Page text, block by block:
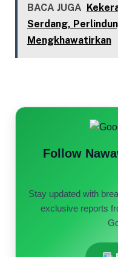
BACA JUGA
Serdang,
Mengkhawatirkan
Follow
Stay updated with
exclusive reports